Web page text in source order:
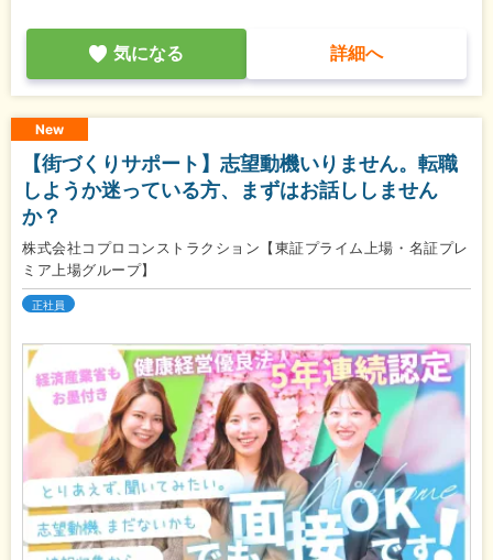
気になる 詳細へ
New
【街づくりサポート】志望動機いりません。転職
しようか迷っている方、まずはお話ししません
か？
株式会社コプロコンストラクション【東証プライム上場・名証プレ
ミア上場グループ】
正社員